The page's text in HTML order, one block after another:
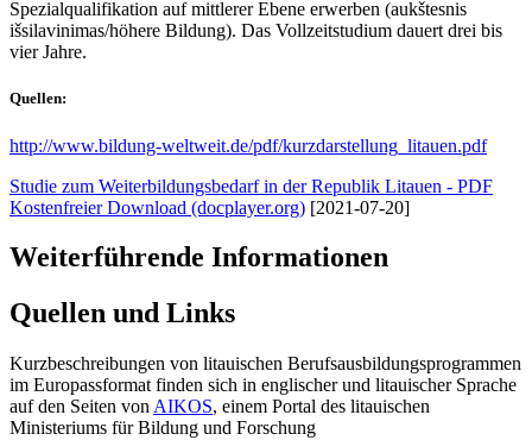
Spezialqualifikation auf mittlerer Ebene erwerben (aukštesnis
išsilavinimas/höhere Bildung). Das Vollzeitstudium dauert drei bis
vier Jahre.
Quellen:
http://www.bildung-weltweit.de/pdf/kurzdarstellung_litauen.pdf
Studie zum Weiterbildungsbedarf in der Republik Litauen - PDF
Kostenfreier Download (docplayer.org) [2021-07-20]
Weiterführende Informationen
Quellen und Links
Kurzbeschreibungen von litauischen Berufsausbildungsprogrammen
im Europassformat finden sich in englischer und litauischer Sprache
auf den Seiten von AIKOS, einem Portal des litauischen
Ministeriums für Bildung und Forschung